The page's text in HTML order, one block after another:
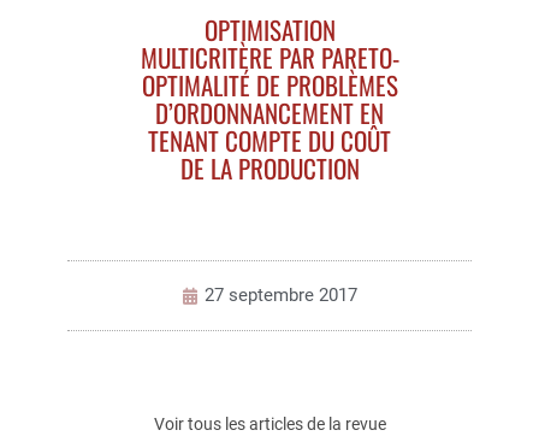
OPTIMISATION
MULTICRITÈRE PAR PARETO-
OPTIMALITÉ DE PROBLÈMES
D’ORDONNANCEMENT EN
TENANT COMPTE DU COÛT
DE LA PRODUCTION
27 septembre 2017
Voir tous les articles de la revue